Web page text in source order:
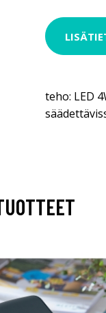
teho: LED